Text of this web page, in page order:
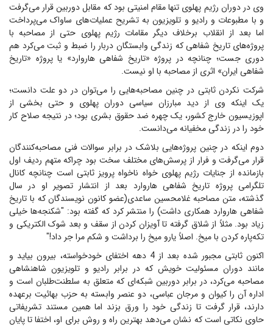
وی در دوران رژیم پهلوی تنها مقام امنیتی بود که مقابل دوربین قرار می‌گرفت
و با مطبوعات و رادیو و تلویزیون به تشریح عملیات‌های ساواک می‌پرداخت
اما بعد از انقلاب برخلاف دیگر مقامات رژیم پهلوی حتی از مصاحبه با
پروژه‌های تاریخ شفاهی که زندگی وابستگان دربار را ضبط و ثبت می‌کرد هم
دوری جست؛ چنانچه در پروژه «تاریخ شفاهی هاروارد» یا پروژه «تاریخ
شفاهی ایران» اثری از مصاحبه با او نیست.
شرکت نکردن ثابتی در چنین مصاحبه‌هایی را می‌توان در دو علت دانست؛
یک اینکه وی از دید مبارزان سیاسی دوران پهلوی و حتی بخشی از
اپوزیسیون خارج کشور، یک چهره ضد حقوق بشری بود؛ در نتیجه صلاح کار
خود را در زندگی مخفیانه می‌دانست.
دوم اینکه در چنین پروژه‌هایی بلاشک در برابر سوالات فنی مصاحبه‌کنندگان
قرار می‌گرفت و فرار از پرسش‌های مختلف سخت بود چراکه متهم ردیف اول
بازمانده از جنایات رژیم پهلوی خواه ناخواه پرویز ثابتی است چنانچه کانال
تلگرامی پروژه تاریخ شفاهی هاروارد بعد از انتشار تصویر او در سال
گذشته، متن مصاحبه غلامحسین ساعدی(عضو کانون نویسندگان که با تاریخ
شفاهی هاروارد همکاری داشت) را منتشر کرد که گفته بود: "شکنجه‌ها خیلی
زیاد بود. مثلاً از شلاق گرفته تا آویزان کردن از سقف و بعد شوک الکتریکی و
تکه‌پاره کردن با میخ. اصلاً یارو میخ را برداشت و شکم مرا جر داد!"
اکنون ثابتی مجبور شده بعد از 4 دهه اختفای خودخواسته، بیرون بیاید و
مانند دوران مسئولیت خویش که در برابر رادیو و تلویزیون شاهنشاهی
مصاحبه می‌کرد، در برابر دوربین شبکه‌ای که متعلق به سلطنت‌طلبان است و
اداره آن را کیوان و مرجان عباسی، دو عنصر وابسته به حزب بهائیت برعهده
دارند، قرار گرفت تا زندگی خود را ورق بزند اما همین مستند تشریفاتی
حاوی نکاتی است که نشان می‌دهد بهترین راه و روش برای او، اختفا تا پایان